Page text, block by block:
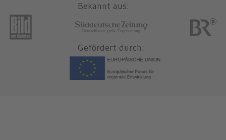
Bekannt aus:
Gefördert durch: